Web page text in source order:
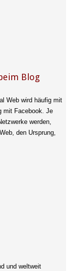
Blog
Web wird häufig mit
mit Facebook. Je
werden,
den Ursprung,
und weltweit